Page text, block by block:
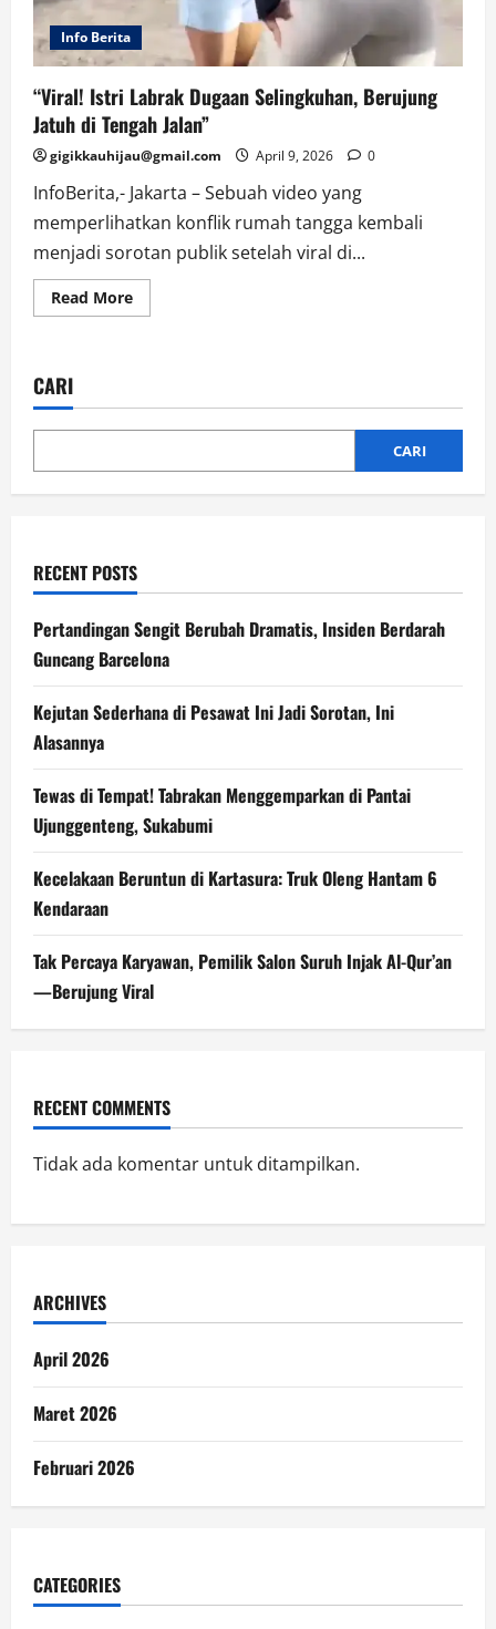
Info Berita
“Viral! Istri Labrak Dugaan Selingkuhan, Berujung
Jatuh di Tengah Jalan”
gigikkauhijau@gmail.com April 9, 2026 0
InfoBerita,- Jakarta – Sebuah video yang
memperlihatkan konflik rumah tangga kembali
menjadi sorotan publik setelah viral di...
Read MoreRead
more
Selingkuhan,
Jatuh
Tengah
CARI
CARI
RECENT POSTS
Pertandingan Sengit Berubah Dramatis, Insiden Berdarah
Guncang Barcelona
Kejutan Sederhana di Pesawat Ini Jadi Sorotan, Ini
Alasannya
Tewas di Tempat! Tabrakan Menggemparkan di Pantai
Ujunggenteng, Sukabumi
Kecelakaan Beruntun di Kartasura: Truk Oleng Hantam 6
Kendaraan
Tak Percaya Karyawan, Pemilik Salon Suruh Injak Al-Qur’an
—Berujung Viral
RECENT COMMENTS
Tidak ada komentar untuk ditampilkan.
ARCHIVES
April 2026
Maret 2026
Februari 2026
CATEGORIES